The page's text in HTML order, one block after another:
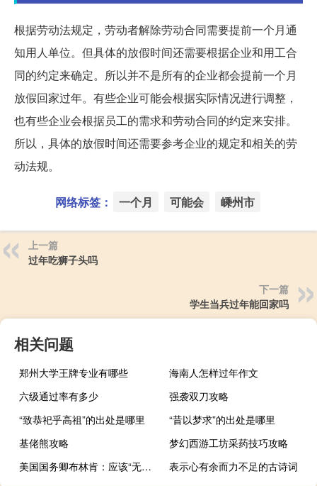
根据劳动法规定，劳动者解除劳动合同需要提前一个月通
知用人单位。但具体的放假时间还需要根据企业和用工合
同的约定来确定。所以并不是所有的企业都会提前一个月
放假回家过年。有些企业可能会根据实际情况进行调整，
也有些企业会根据员工的需求和劳动合同的约定来安排。
所以，具体的放假时间还需要参考企业的规定和相关的劳
动法规。
网络标签： 一个月 可能会 嵊州市
上一篇
过年吃狮子头吗
下一篇
学生当兵过年能回家吗
相关问题
郑州大学王牌专业有哪些
海南人怎样过年作文
六级通过率有多少
强袭双刀攻略
“致恭祀乎高祖”的出处是哪里
“昔以梦求”的出处是哪里
基佬熊攻略
梦幻西游工坊采药技巧攻略
美国国务卿布林肯：应该“无条件释放”人质
表示心有余而力不足的古诗词